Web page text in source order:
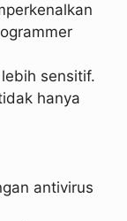
sensitif.
hanya
antivirus